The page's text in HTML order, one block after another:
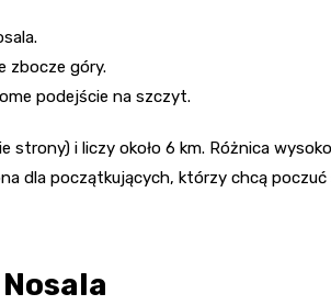
zbocze góry.
podejście na szczyt.
strony) i liczy około 6 km. Różnica
dla początkujących, którzy chcą